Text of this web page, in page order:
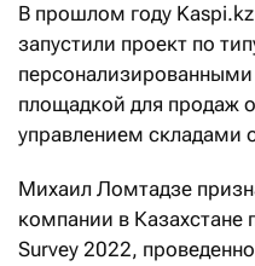
В прошлом году
запустили проект по
площадкой для продаж
управлением складами
Михаил Ломтадзе
компании в Казахстане
Survey 2022,